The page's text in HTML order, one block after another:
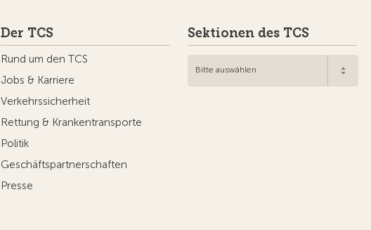
Der TCS
Rund um den TCS
Jobs & Karriere
Verkehrssicherheit
Rettung & Krankentransporte
Politik
Geschäftspartnerschaften
Presse
Sektionen des TCS
Bitte auswählen